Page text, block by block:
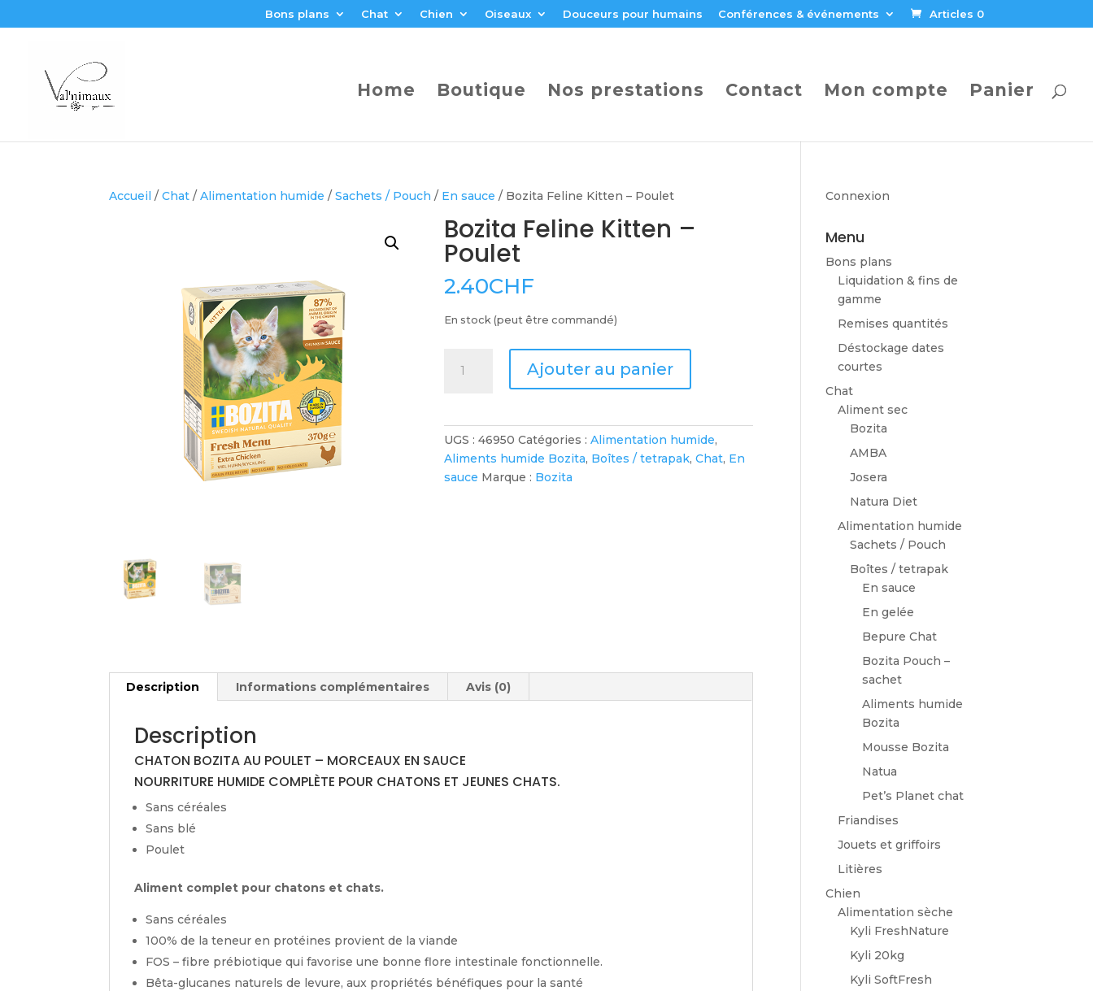
Bons plans Chat Chien Oiseaux Douceurs pour humains Conférences & événements Articles 0
Home Boutique Nos prestations Contact Mon compte Panier
Accueil /Chat /Alimentation humide /Sachets / Pouch / En sauce / Bozita Feline Kitten – Poulet
Bozita Feline Kitten –
Poulet
2.40CHF
En stock (peut être commandé)
Ajouter au panier
UGS :46950 Catégories :Alimentation humide,
Aliments humide Bozita, Boîtes / tetrapak,Chat, En
sauce Marque : Bozita
Description Informations complémentaires Avis (0)
Description
CHATON BOZITA AU POULET – MORCEAUX EN SAUCE
NOURRITURE HUMIDE COMPLÈTE POUR CHATONS ET JEUNES CHATS.
Sans céréales
Sans blé
Poulet
Aliment complet pour chatons et chats.
Sans céréales
100% de la teneur en protéines provient de la viande
FOS – fibre prébiotique qui favorise une bonne flore intestinale fonctionnelle.
Bêta-glucanes naturels de levure, aux propriétés bénéfiques pour la santé
Connexion
Menu
Bons plans
Liquidation & fins de
gamme
Remises quantités
Déstockage dates
courtes
Chat
Aliment sec
Bozita
AMBA
Josera
Natura Diet
Alimentation humide
Sachets / Pouch
Boîtes / tetrapak
En sauce
En gelée
Bepure Chat
Bozita Pouch –
sachet
Aliments humide
Bozita
Mousse Bozita
Natua
Pet’s Planet chat
Friandises
Jouets et griffoirs
Litières
Chien
Alimentation sèche
Kyli FreshNature
Kyli 20kg
Kyli SoftFresh